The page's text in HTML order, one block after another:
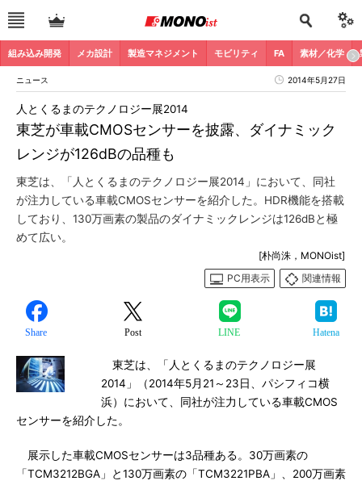
組み込み開発 メカ設計 製造マネジメント モビリティ FA 素材／化学
ニュース 2014年5月27日
東芝が車載CMOSセンサーを披露、ダイナミック
レンジが126dBの品種も
人とくるまのテクノロジー展2014
東芝は、「人とくるまのテクノロジー展2014」において、同社
が注力している車載CMOSセンサーを紹介した。HDR機能を搭載
しており、130万画素の製品のダイナミックレンジは126dBと極
めて広い。
[朴尚洙，MONOist]
PC用表示
関連情報
Share Post LINE Hatena
東芝は、「人とくるまのテクノロジー展
2014」（2014年5月21～23日、パシフィコ横
浜）において、同社が注力している車載CMOS
センサーを紹介した。
展示した車載CMOSセンサーは3品種ある。30万画素の
「TCM3212BGA」と130万画素の「TCM3221PBA」、200万画素